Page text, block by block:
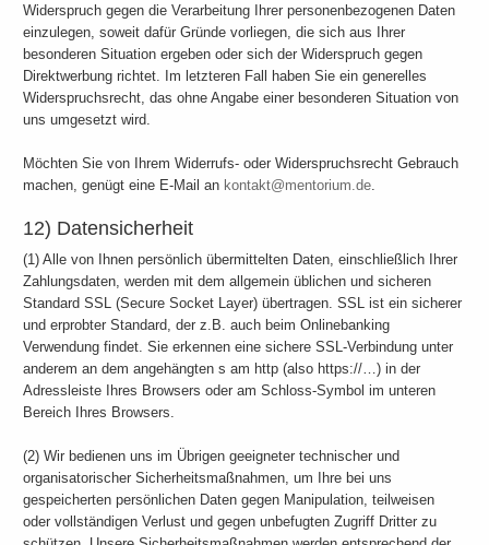
Widerspruch gegen die Verarbeitung Ihrer personenbezogenen Daten
einzulegen, soweit dafür Gründe vorliegen, die sich aus Ihrer
besonderen Situation ergeben oder sich der Widerspruch gegen
Direktwerbung richtet. Im letzteren Fall haben Sie ein generelles
Widerspruchsrecht, das ohne Angabe einer besonderen Situation von
uns umgesetzt wird.
Möchten Sie von Ihrem Widerrufs- oder Widerspruchsrecht Gebrauch
machen, genügt eine E-Mail an kontakt@mentorium.de
12) Datensicherheit
(1) Alle von Ihnen persönlich übermittelten Daten, einschließlich Ihrer
Zahlungsdaten, werden mit dem allgemein üblichen und sicheren
Standard SSL (Secure Socket Layer) übertragen. SSL ist ein sicherer
und erprobter Standard, der z.B. auch beim Onlinebanking
Verwendung findet. Sie erkennen eine sichere SSL-Verbindung unter
anderem an dem angehängten s am http (also https://…) in der
Adressleiste Ihres Browsers oder am Schloss-Symbol im unteren
Bereich Ihres Browsers.
(2) Wir bedienen uns im Übrigen geeigneter technischer und
organisatorischer Sicherheitsmaßnahmen, um Ihre bei uns
gespeicherten persönlichen Daten gegen Manipulation, teilweisen
oder vollständigen Verlust und gegen unbefugten Zugriff Dritter zu